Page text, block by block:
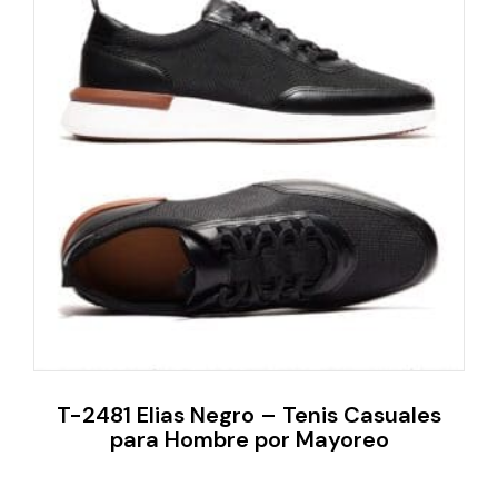
T-2481 Elias Negro – Tenis Casuales
para Hombre por Mayoreo